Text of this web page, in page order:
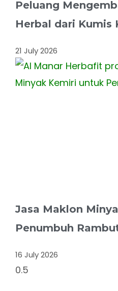
Peluang
Herbal dari Kumis
21 July 2026
Jasa Maklon
Penumbuh
16 July 2026